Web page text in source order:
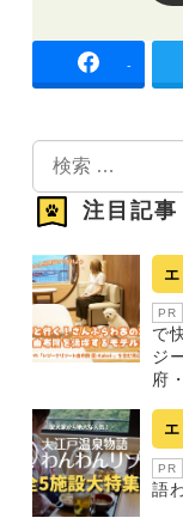
-
検
索
注目記事
PR
で
ジ
府
PR
語